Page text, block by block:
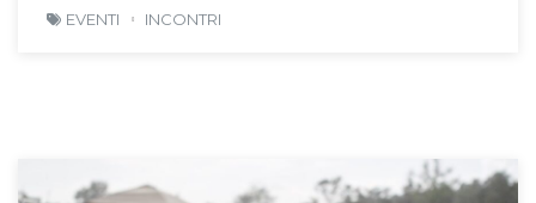
EVENTI INCONTRI